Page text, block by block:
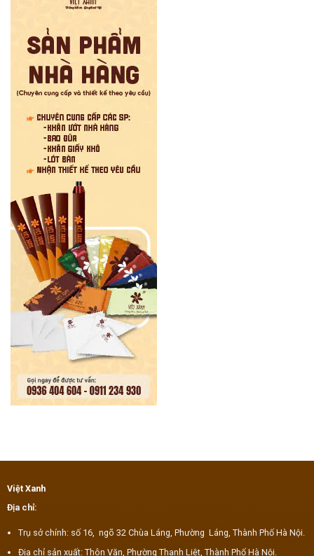
Việt Xanh
Địa chỉ:
Trụ sở chính: số 16, ngõ 32 Chùa Láng, Phường Láng, Thành Phố Hà Nội.
Địa chỉ sản xuất: Thôn Văn, Phường Thanh Liệt, Thành Phố Hà Nội.